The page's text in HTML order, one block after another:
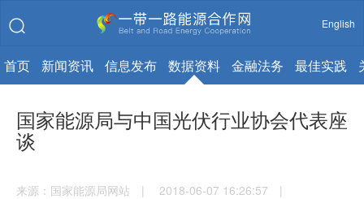
English
首页 新闻资讯 信息发布 数据资料 金融法务 最佳实践
国家能源局与中国光伏行业协会代表座
谈
来源：国家能源局网站 | 2018-06-07 16:26:57 |